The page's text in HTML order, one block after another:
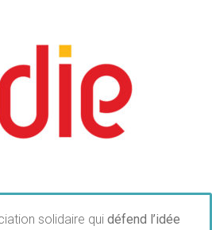
solidaire qui défend l’idée